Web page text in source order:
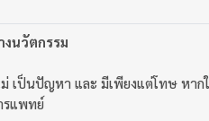
นวัตกรรม
เป็นปัญหา และ มีเพียงแต่โทษ หาก
รแพทย์